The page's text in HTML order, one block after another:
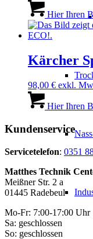
Hier Ihren
Kärcher
98,00 € exkl.
Hier Ihren
Kundenservice
Servicetelefon: 0351
Matthes Technik
Meißner Str. 2 a
01445 Radebeul
Mo-Fr: 7:00-17:00 Uhr
Sa: geschlossen
So: geschlossen